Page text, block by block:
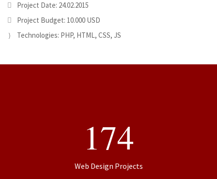
Project Date: 24.02.2015
Project Budget: 10.000 USD
Technologies: PHP, HTML, CSS, JS
174
Web Design Projects